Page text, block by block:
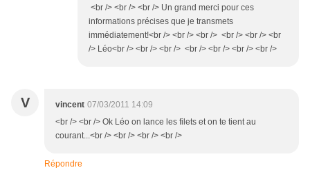
<br /> <br /> <br /> Un grand merci pour ces
informations précises que je transmets
immédiatement!<br /> <br /> <br /> <br /> <br /> <br
/> Léo<br /> <br /> <br /> <br /> <br /> <br /> <br />
V vincent 07/03/2011 14:09
<br /> <br /> Ok Léo on lance les filets et on te tient au
courant...<br /> <br /> <br /> <br />
Répondre